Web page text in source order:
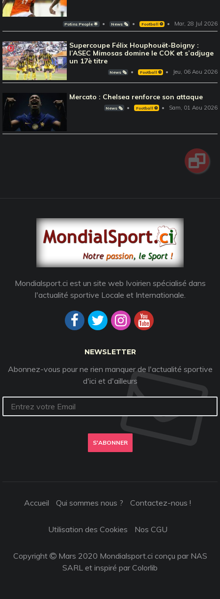
Potins People 🌟 News 🗞️ Football ⚽️ Mar, 28 Jul 2026
Supercoupe Félix Houphouët-Boigny :
l’ASEC Mimosas domine le COK et s’adjuge
un 17è titre
News 🗞️ Football ⚽️ Jeu, 06 Aou 2026
Mercato : Chelsea renforce son attaque
News 🗞️ Football ⚽️ Sam, 01 Aou 2026
Mondialsport.ci est un site web Ivoirien spécialisé dans
l'actualité sportive Locale et Internationale.
NEWSLETTER
Abonnez-vous pour ne rien manquer de l'actualité sportive
d'ici et d'ailleurs
S'ABONNER
Accueil Qui sommes nous ? Contactez-nous !
Utilisation des Cookies Nos CGU
Copyright
Mars 2020 Mondialsport.ci conçu par NAS
SARL et inspiré parColorlib